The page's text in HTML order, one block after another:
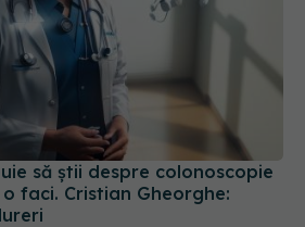
faci. Cristian Gheorghe: